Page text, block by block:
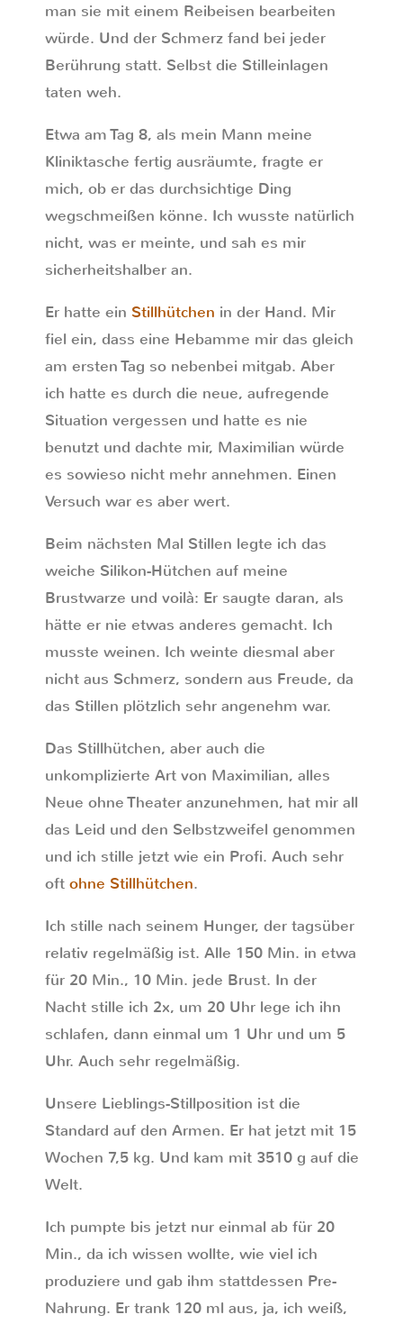
man sie mit einem Reibeisen bearbeiten
würde. Und der Schmerz fand bei jeder
Berührung statt. Selbst die Stilleinlagen
taten weh.
Etwa am Tag 8, als mein Mann meine
Kliniktasche fertig ausräumte, fragte er
mich, ob er das durchsichtige Ding
wegschmeißen könne. Ich wusste natürlich
nicht, was er meinte, und sah es mir
sicherheitshalber an.
Er hatte ein Stillhütchen in der Hand. Mir
fiel ein, dass eine Hebamme mir das gleich
am ersten Tag so nebenbei mitgab. Aber
ich hatte es durch die neue, aufregende
Situation vergessen und hatte es nie
benutzt und dachte mir, Maximilian würde
es sowieso nicht mehr annehmen. Einen
Versuch war es aber wert.
Beim nächsten Mal Stillen legte ich das
weiche Silikon-Hütchen auf meine
Brustwarze und voilà: Er saugte daran, als
hätte er nie etwas anderes gemacht. Ich
musste weinen. Ich weinte diesmal aber
nicht aus Schmerz, sondern aus Freude, da
das Stillen plötzlich sehr angenehm war.
Das Stillhütchen, aber auch die
unkomplizierte Art von Maximilian, alles
Neue ohne Theater anzunehmen, hat mir all
das Leid und den Selbstzweifel genommen
und ich stille jetzt wie ein Profi. Auch sehr
oft ohne Stillhütchen.
Ich stille nach seinem Hunger, der tagsüber
relativ regelmäßig ist. Alle 150 Min. in etwa
für 20 Min., 10 Min. jede Brust. In der
Nacht stille ich 2x, um 20 Uhr lege ich ihn
schlafen, dann einmal um 1 Uhr und um 5
Uhr. Auch sehr regelmäßig.
Unsere Lieblings-Stillposition ist die
Standard auf den Armen. Er hat jetzt mit 15
Wochen 7,5 kg. Und kam mit 3510 g auf die
Welt.
Ich pumpte bis jetzt nur einmal ab für 20
Min., da ich wissen wollte, wie viel ich
produziere und gab ihm stattdessen Pre-
Nahrung. Er trank 120 ml aus, ja, ich weiß,